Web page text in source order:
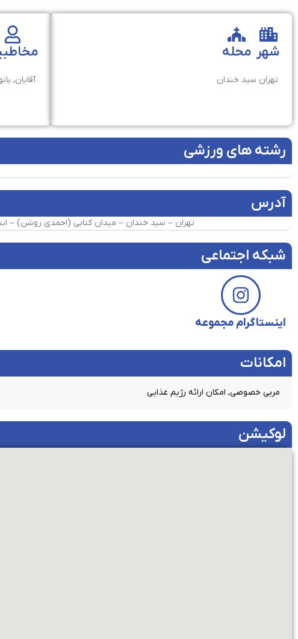
شهر
تهران
محله
سید خندان آقایان,
رشته های ورزشی
آدرس
تهران – سید خندان – میدان کتابی (احمدی روشن) – ابتدای
شبکه اجتماعی
اینستاگرام مجموعه
امکانات​
مربی خصوصی, امکان ارائه رژیم غذایی
لوکیشن